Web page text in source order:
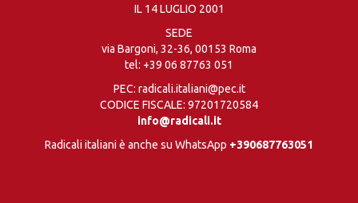
IL 14 LUGLIO 2001
SEDE
via Bargoni, 32-36, 00153 Roma
tel: +39 06 87763 051
PEC: radicali.italiani@pec.it
CODICE FISCALE: 97201720584
info@radicali.it
Radicali italiani è anche su WhatsApp +390687763051